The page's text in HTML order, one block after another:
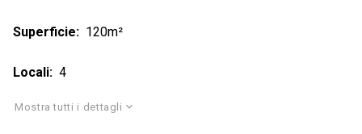
Superficie 120m²
Locali 4
Mostra tutti i dettagli